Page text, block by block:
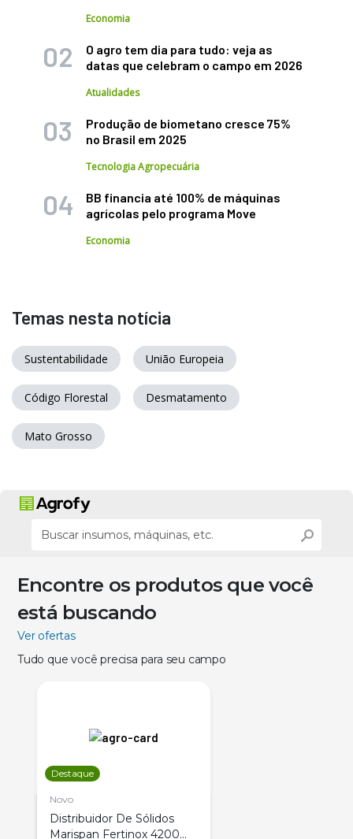
Economia
O agro tem dia para tudo: veja as
datas que celebram o campo em 2026
Atualidades
Produção de biometano cresce 75%
no Brasil em 2025
Tecnologia Agropecuária
BB financia até 100% de máquinas
agrícolas pelo programa Move
Economia
Temas nesta notícia
Sustentabilidade União Europeia
Código Florestal Desmatamento
Mato Grosso
Encontre os produtos que você
está buscando
Ver ofertas
Tudo que você precisa para seu campo
Destaque
Novo
Distribuidor De Sólidos
Marispan Fertinox 4200